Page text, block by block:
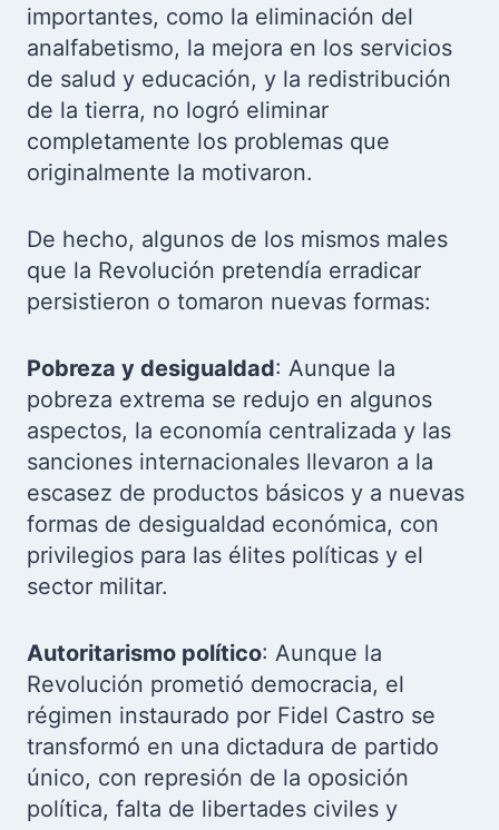
importantes, como la eliminación del
analfabetismo, la mejora en los servicios
de salud y educación, y la redistribución
de la tierra, no logró eliminar
completamente los problemas que
originalmente la motivaron.
De hecho, algunos de los mismos males
que la Revolución pretendía erradicar
persistieron o tomaron nuevas formas:
Pobreza y desigualdad: Aunque la
pobreza extrema se redujo en algunos
aspectos, la economía centralizada y las
sanciones internacionales llevaron a la
escasez de productos básicos y a nuevas
formas de desigualdad económica, con
privilegios para las élites políticas y el
sector militar.
Autoritarismo político: Aunque la
Revolución prometió democracia, el
régimen instaurado por Fidel Castro se
transformó en una dictadura de partido
único, con represión de la oposición
política, falta de libertades civiles y